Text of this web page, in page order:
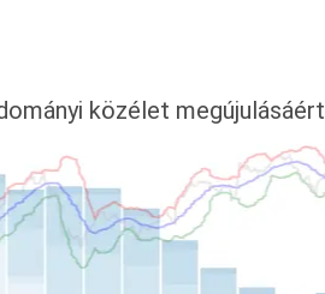
közélet megújulásáért